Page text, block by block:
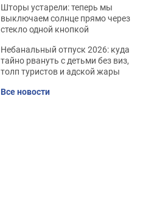
Шторы устарели: теперь мы
выключаем солнце прямо через
стекло одной кнопкой
Небанальный отпуск 2026: куда
тайно рвануть с детьми без виз,
толп туристов и адской жары
Все новости